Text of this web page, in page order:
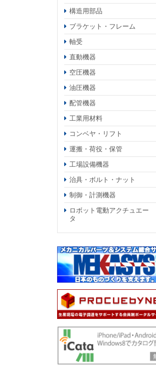
構造用部品
ブラケット・フレーム
軸受
直動機器
空圧機器
油圧機器
配管機器
工業用材料
コンベヤ・リフト
運搬・荷役・保管
工場設備機器
治具・ボルト・ナット
制御・計測機器
ロボット電動アクチュエー
タ